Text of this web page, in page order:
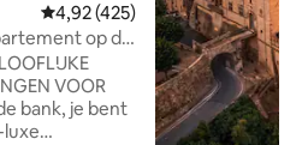
Gemiddelde beoordeling van
4,92 (425)
op de
VOOR
luxe